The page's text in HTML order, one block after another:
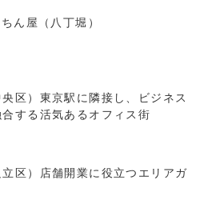
ん屋（八丁堀）
区）東京駅に隣接し、ビジネス
する活気あるオフィス街
区）店舗開業に役立つエリアガ